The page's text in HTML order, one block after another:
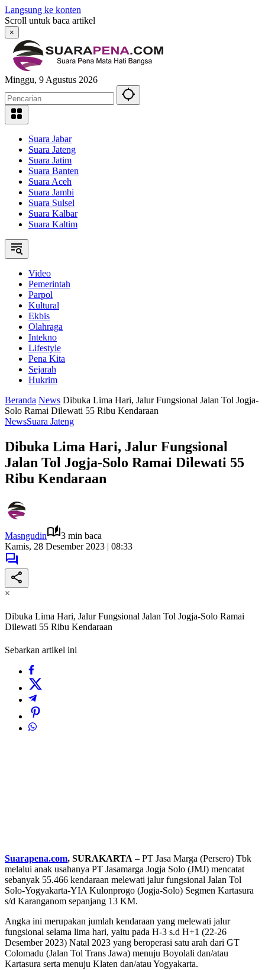
Langsung ke konten
Scroll untuk baca artikel
×
Minggu, 9 Agustus 2026
Suara Jabar
Suara Jateng
Suara Jatim
Suara Banten
Suara Aceh
Suara Jambi
Suara Sulsel
Suara Kalbar
Suara Kaltim
Video
Pemerintah
Parpol
Kultural
Ekbis
Olahraga
Intekno
Lifestyle
Pena Kita
Sejarah
Hukrim
Beranda News Dibuka Lima Hari, Jalur Fungsional Jalan Tol Jogja-
Solo Ramai Dilewati 55 Ribu Kendaraan
NewsSuara Jateng
Dibuka Lima Hari, Jalur Fungsional
Jalan Tol Jogja-Solo Ramai Dilewati 55
Ribu Kendaraan
Masngudin
3 min baca
Kamis, 28 Desember 2023 | 08:33
×
Dibuka Lima Hari, Jalur Fungsional Jalan Tol Jogja-Solo Ramai
Dilewati 55 Ribu Kendaraan
Sebarkan artikel ini
Suarapena.com, SURAKARTA – PT Jasa Marga (Persero) Tbk
melalui anak usahanya PT Jasamarga Jogja Solo (JMJ) mencatat
sebanyak 55.466 kendaraan melewati jalur fungsional Jalan Tol
Solo-Yogyakarta-YIA Kulonprogo (Jogja-Solo) Segmen Kartasura
s/d Karanganom sepanjang 13 KM.
Angka ini merupakan jumlah kendaraan yang melewati jalur
fungsional selama lima hari, yaitu pada H-3 s.d H+1 (22-26
Desember 2023) Natal 2023 yang beroperasi satu arah dari GT
Colomadu (Jalan Tol Trans Jawa) menuju Boyolali dan/atau
Kartasura serta menuju Klaten dan/atau Yogyakarta.